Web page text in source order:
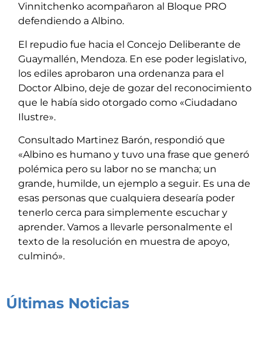
Vinnitchenko acompañaron al Bloque PRO
defendiendo a Albino.
El repudio fue hacia el Concejo Deliberante de
Guaymallén, Mendoza. En ese poder legislativo,
los ediles aprobaron una ordenanza para el
Doctor Albino, deje de gozar del reconocimiento
que le había sido otorgado como «Ciudadano
Ilustre».
Consultado Martinez Barón, respondió que
«Albino es humano y tuvo una frase que generó
polémica pero su labor no se mancha; un
grande, humilde, un ejemplo a seguir. Es una de
esas personas que cualquiera desearía poder
tenerlo cerca para simplemente escuchar y
aprender. Vamos a llevarle personalmente el
texto de la resolución en muestra de apoyo,
culminó».
Últimas Noticias